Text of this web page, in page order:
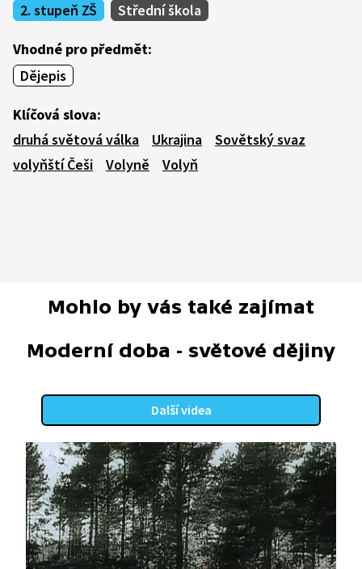
2. stupeň ZŠ
Střední škola
Vhodné pro předmět:
Dějepis
Klíčová slova:
druhá světová válka
Ukrajina
Sovětský svaz
volyňští Češi
Volyně Volyň
Mohlo by vás také zajímat
Moderní doba - světové dějiny
Další videa